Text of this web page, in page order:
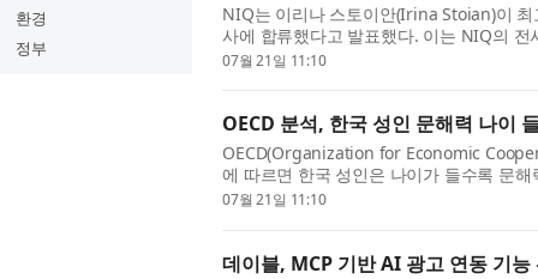
환경
정부
NIQ는 이리나 스토이안(Irina Stoian)이
사에 합류했다고 발표했다. 이는 NIQ의
을 비즈니스 영향력과 성장으로 전환하도
07월 21일 11:10
OECD 분석, 한국 성인 문해력 나이
OECD(Organization for Economic
에 따르면 한국 성인은 나이가 들수록 문
연구원(원장 고혜원)은 7월 7일(화)
07월 21일 11:10
데이블, MCP 기반 AI 광고 연동 기